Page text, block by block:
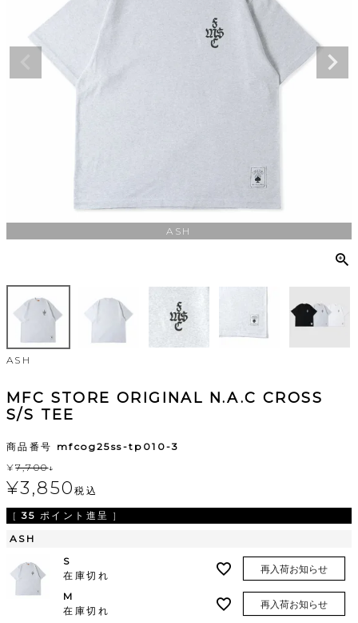
ASH
ASH
MFC STORE ORIGINAL N.A.C CROSS
S/S TEE
商品番号 mfcog25ss-tp010-3
¥7,700↓
¥3,850税込
[ 35 ポイント進呈 ]
ASH
S
在庫切れ
再入荷お知らせ
M
在庫切れ
再入荷お知らせ